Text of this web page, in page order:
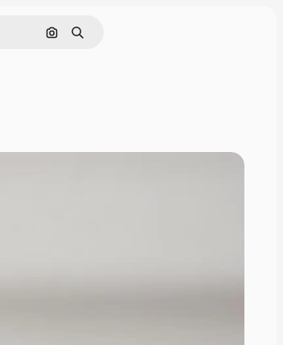
Nach Bild suchen
Suchen